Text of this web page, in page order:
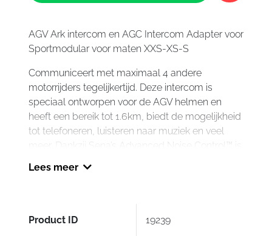
AGV Ark intercom en AGC Intercom Adapter voor
Sportmodular voor maten XXS-XS-S
Communiceert met maximaal 4 andere
motorrijders tegelijkertijd. Deze intercom is
speciaal ontworpen voor de AGV helmen en
heeft een bereik tot 1.6km, biedt de mogelijkheid
tot telefoneren, luisteren naar muziek en veel
meer. Dankzij Sena’s Advanced Noise Control™ is
als uitgaande audio. Het lichte en compacte
aerodynamische vorm van de helm en kan
eenvoudig gemonteerd worden via de AGV
Lees meer
Product ID 19239